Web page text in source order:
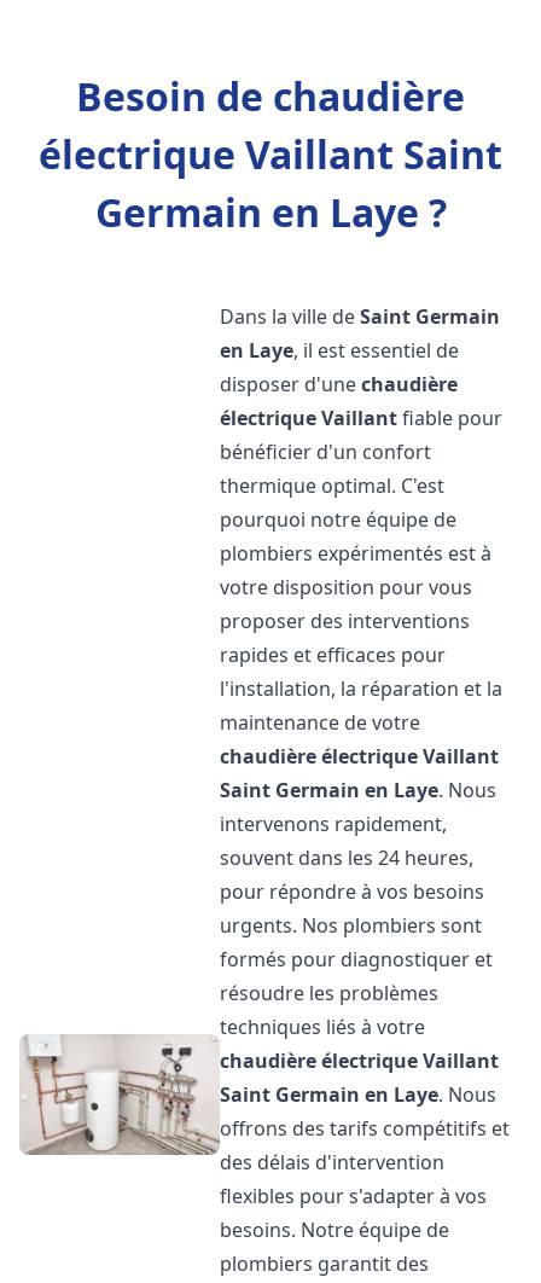
Besoin de chaudière
électrique Vaillant Saint
Germain en Laye ?
Dans la ville deSaint Germain
en Laye, il est essentiel de
disposer d'unechaudière
électrique Vaillantfiable pour
bénéficier d'un confort
thermique optimal. C'est
pourquoi notre équipe de
plombiers expérimentés est à
votre disposition pour vous
proposer des interventions
rapides et efficaces pour
l'installation, la réparation et la
maintenance de votre
chaudière électrique Vaillant
Saint Germain en Laye. Nous
intervenons rapidement,
souvent dans les 24 heures,
pour répondre à vos besoins
urgents. Nos plombiers sont
formés pour diagnostiquer et
résoudre les problèmes
techniques liés à votre
chaudière électrique Vaillant
Saint Germain en Laye. Nous
offrons des tarifs compétitifs et
des délais d'intervention
flexibles pour s'adapter à vos
besoins. Notre équipe de
plombiers garantit des